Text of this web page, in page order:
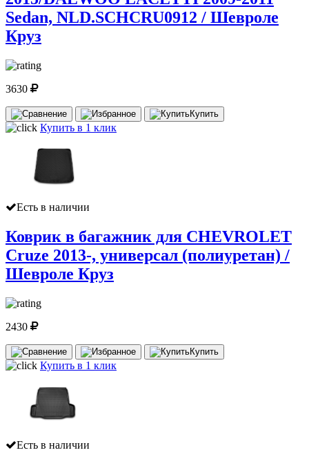
Sedan, NLD.SCHCRU0912 / Шевроле
Круз
3630
Купить
Купить в 1 клик
Есть в наличии
Коврик в багажник для CHEVROLET
Cruze 2013-, универсал (полиуретан) /
Шевроле Круз
2430
Купить
Купить в 1 клик
Есть в наличии